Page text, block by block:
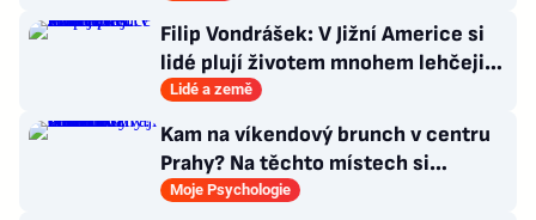
Filip Vondrášek: V Jižní Americe si
lidé plují životem mnohem lehčeji,
věci tolik neřeší
Lidé a země
Kam na víkendový brunch v centru
Prahy? Na těchto místech si
dlouhou snídani užívají i místní
Moje Psychologie